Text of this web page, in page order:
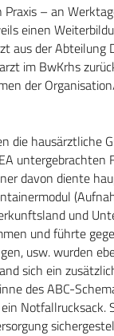
– an
einen
aus der
im BwKrhs
der
die hausärztliche
davon diente
und
und führte
usw. wurden
sich ein
des ABC-